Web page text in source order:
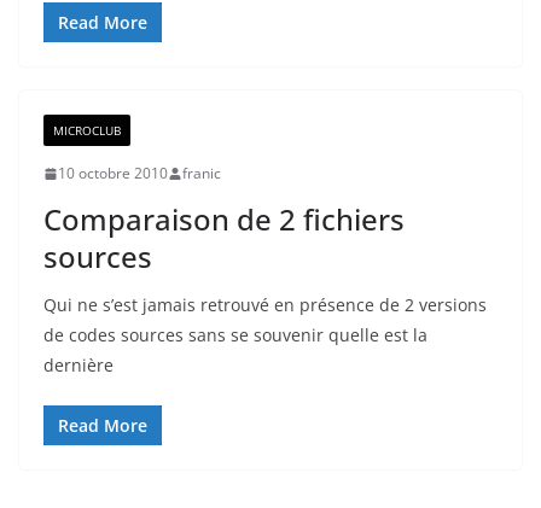
Read More
MICROCLUB
10 octobre 2010 franic
Comparaison de 2 fichiers
sources
Qui ne s’est jamais retrouvé en présence de 2 versions
de codes sources sans se souvenir quelle est la
dernière
Read More